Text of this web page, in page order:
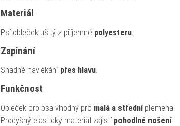
Materiál
Psí obleček ušitý z příjemné polyesteru.
Zapínání
Snadné navlékání přes hlavu.
Funkčnost
Obleček pro psa vhodný pro malá a středníplemena.
Prodyšný elastický materiál zajistí pohodlné nošení.